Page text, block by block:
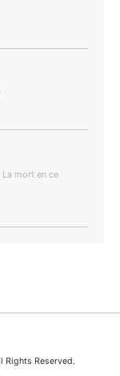
mort en ce
Rights Reserved.